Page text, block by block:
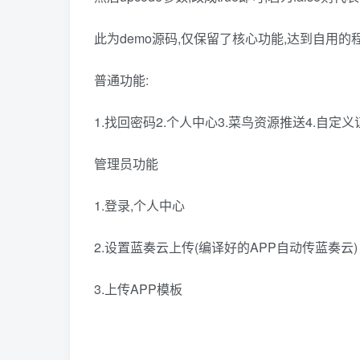
此为demo源码,仅保留了核心功能,达到自用的
普通功能:
1.找回密码2.个人中心3.菜鸟资源推送4.自定义
管理员功能
1.登录,个人中心
2.设置蓝奏云上传(编译好的APP自动传蓝奏云)
3.上传APP模板